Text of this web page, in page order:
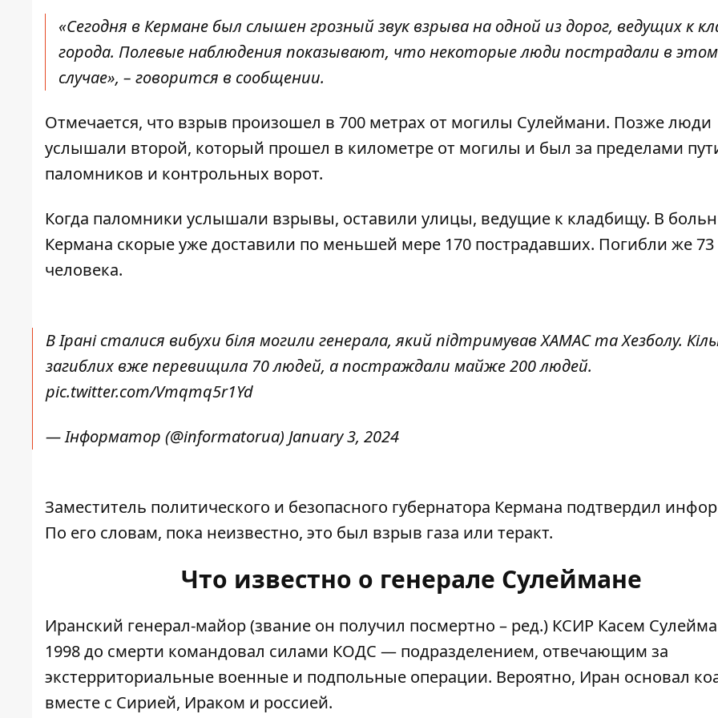
«Сегодня в Кермане был слышен грозный звук взрыва на одной из дорог, ведущих к
города. Полевые наблюдения показывают, что некоторые люди пострадали в этом
случае», – говорится в сообщении.
Отмечается, что взрыв произошел в 700 метрах от могилы Сулеймани. Позже люди
услышали второй, который прошел в километре от могилы и был за пределами
паломников и контрольных ворот.
Когда паломники услышали взрывы, оставили улицы, ведущие к кладбищу. В
Кермана скорые уже доставили по меньшей мере 170 пострадавших. Погибли же 73
человека.
В Ірані сталися вибухи біля могили генерала, який підтримував ХАМАС та Хезболу.
загиблих вже перевищила 70 людей, а постраждали майже 200 людей.
pic.twitter.com/Vmqmq5r1Yd
— Інформатор (@informatorua) January 3, 2024
Заместитель политического и безопасного губернатора Кермана подтвердил
По его словам, пока неизвестно, это был взрыв газа или теракт.
Что известно о генерале Сулеймане
Иранский генерал-майор (звание он получил посмертно – ред.) КСИР Касем
1998 до смерти командовал силами КОДС — подразделением, отвечающим за
экстерриториальные военные и подпольные операции. Вероятно, Иран основал
вместе с Сирией, Ираком и россией.